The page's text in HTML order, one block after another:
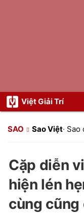
Việt Giải Trí
SAO Sao Việt· Sao
Cặp diễn
hiện lén
cùng cũng